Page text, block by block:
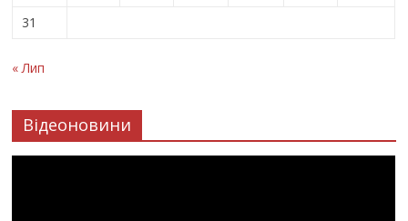
31
« Лип
Відеоновини